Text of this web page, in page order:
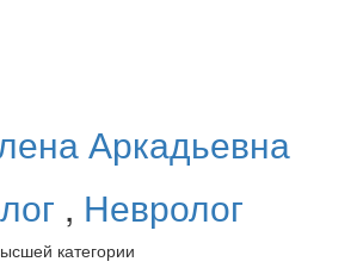
Аркадьевна
, Невролог
категории